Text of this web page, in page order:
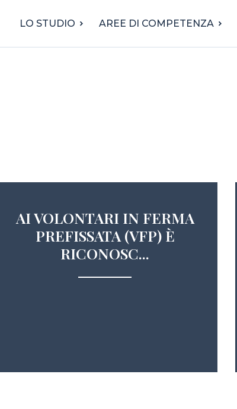
LO STUDIO AREE DI COMPETENZA
AI VOLONTARI IN FERMA
PREFISSATA (VFP) È
RICONOSC...